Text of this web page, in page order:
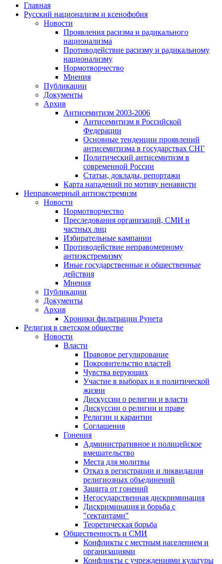
Главная
Русский национализм и ксенофобия
Новости
Проявления расизма и радикального
национализма
Противодействие расизму и радикальному
национализму
Нормотворчество
Мнения
Публикации
Документы
Архив
Антисемитизм 2003-2006
Антисемитизм в Российской
Федерации
Основные тенденции проявлений
антисемитизма в государствах СНГ
Политический антисемитизм в
современной России
Статьи, доклады, репортажи
Карта нападений по мотиву ненависти
Неправомерный антиэкстремизм
Новости
Нормотворчество
Преследования организаций, СМИ и
частных лиц
Избирательные кампании
Противодействие неправомерному
антиэкстремизму
Иные государственные и общественные
действия
Мнения
Публикации
Документы
Архив
Хроники фильтрации Рунета
Религия в светском обществе
Новости
Власти
Правовое регулирование
Покровительство властей
Чувства верующих
Участие в выборах и в политической
жизни
Дискуссии о религии и власти
Дискуссии о религии и праве
Религии и карантин
Соглашения
Гонения
Административное и полицейское
вмешательство
Места для молитвы
Отказ в регистрации и ликвидация
религиозных объединений
Защита от гонений
Негосударственная дискриминация
Дискриминация и борьба с
"сектантами"
Теоретическая борьба
Общественность и СМИ
Конфликты с местным населением и
организациями
Конфликты с учреждениями культуры